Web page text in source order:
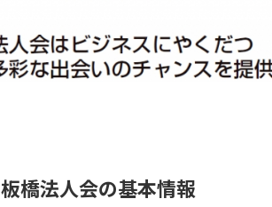
板橋法人会の基本情報